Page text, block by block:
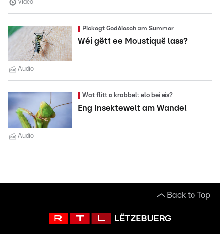
Video
Pickegt Gedéiesch am Summer
Wéi gëtt ee Moustiquë lass?
Audio
Wat flitt a krabbelt elo bei eis?
Eng Insektewelt am Wandel
Audio
Back to Top